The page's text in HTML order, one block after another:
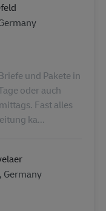
und Pakete in
oder auch
Fast alles
ka...
Germany